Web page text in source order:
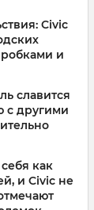
Civic
и
славится
с другими
как
и Civic не